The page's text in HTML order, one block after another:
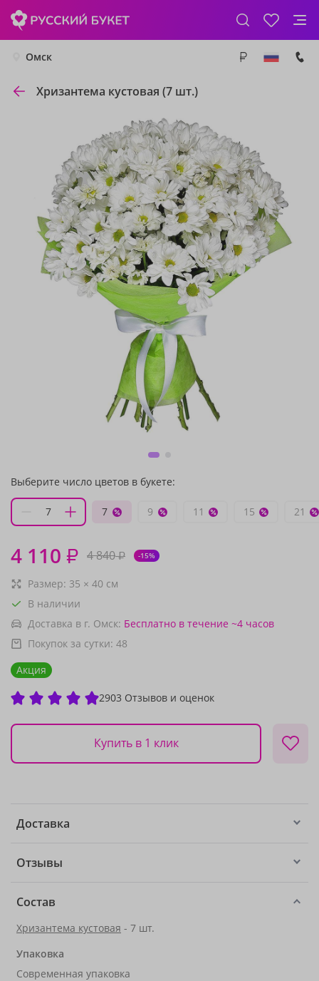
Омск
Хризантема кустовая (7 шт.)
Выберите число цветов в букете:
7 9 11 15 21
4 110 ₽ 4 840₽ -15%
Размер: 35 × 40 см
В наличии
Доставка в г. Омск: Бесплатно в течение ~4 часов
Покупок за сутки: 48
Акция
2903 Отзывов и оценок
Купить в 1 клик
Доставка
Отзывы
Состав
Хризантема кустовая - 7 шт.
Упаковка
Современная упаковка